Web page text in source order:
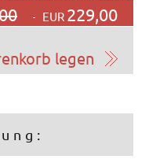
EUR 229,00